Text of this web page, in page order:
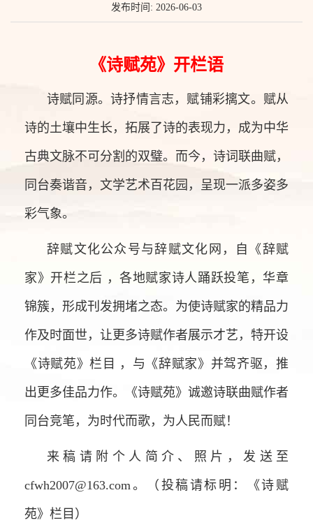
发布时间: 2026-06-03
《诗赋苑》开栏语
诗赋同源。诗抒情言志，赋铺彩摛文。赋从
诗的土壤中生长，拓展了诗的表现力，成为中华
古典文脉不可分割的双璧。而今，诗词联曲赋，
同台奏谐音，文学艺术百花园，呈现一派多姿多
彩气象。
辞赋文化公众号与辞赋文化网，自《辞赋
家》开栏之后 ，各地赋家诗人踊跃投笔，华章
锦簇，形成刊发拥堵之态。为使诗赋家的精品力
作及时面世，让更多诗赋作者展示才艺，特开设
《诗赋苑》栏目 ，与《辞赋家》并驾齐驱，推
出更多佳品力作。《诗赋苑》诚邀诗联曲赋作者
同台竞笔，为时代而歌，为人民而赋！
来稿请附个人简介、照片，发送至
cfwh2007@163.com。（投稿请标明：《诗赋
苑》栏目）